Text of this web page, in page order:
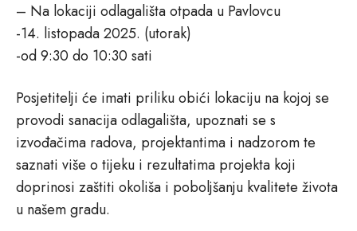
– Na lokaciji odlagališta otpada u Pavlovcu
-14. listopada 2025. (utorak)
-od 9:30 do 10:30 sati
Posjetitelji će imati priliku obići lokaciju na kojoj se
provodi sanacija odlagališta, upoznati se s
izvođačima radova, projektantima i nadzorom te
saznati više o tijeku i rezultatima projekta koji
doprinosi zaštiti okoliša i poboljšanju kvalitete života
u našem gradu.